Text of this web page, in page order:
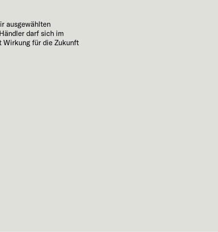
ausgewählten
darf sich im
Wirkung für die Zukunft